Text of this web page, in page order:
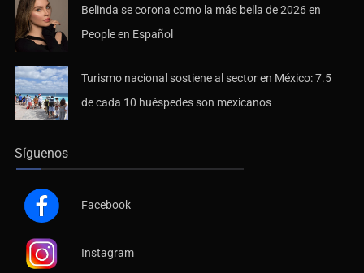
Belinda se corona como la más bella de 2026 en
People en Español
Turismo nacional sostiene al sector en México: 7.5
de cada 10 huéspedes son mexicanos
Síguenos
Facebook
Instagram